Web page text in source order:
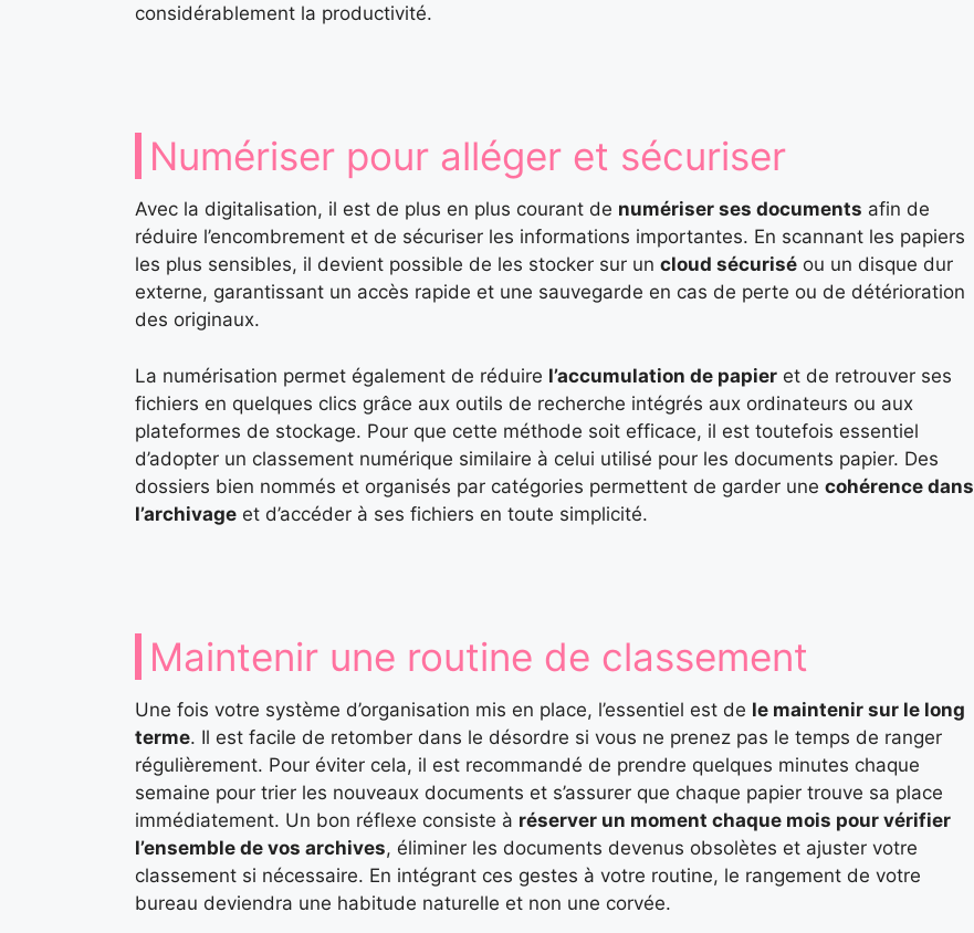
considérablement la productivité.
Numériser pour alléger et sécuriser
Avec la digitalisation, il est de plus en plus courant de numériser ses documents afin de
réduire l’encombrement et de sécuriser les informations importantes. En scannant les papiers
les plus sensibles, il devient possible de les stocker sur un cloud sécurisé ou un disque dur
externe, garantissant un accès rapide et une sauvegarde en cas de perte ou de détérioration
des originaux.
La numérisation permet également de réduire l’accumulation de papier et de retrouver ses
fichiers en quelques clics grâce aux outils de recherche intégrés aux ordinateurs ou aux
plateformes de stockage. Pour que cette méthode soit efficace, il est toutefois essentiel
d’adopter un classement numérique similaire à celui utilisé pour les documents papier. Des
dossiers bien nommés et organisés par catégories permettent de garder une cohérence dans
l’archivage et d’accéder à ses fichiers en toute simplicité.
Maintenir une routine de classement
Une fois votre système d’organisation mis en place, l’essentiel est de le maintenir sur le long
terme. Il est facile de retomber dans le désordre si vous ne prenez pas le temps de ranger
régulièrement. Pour éviter cela, il est recommandé de prendre quelques minutes chaque
semaine pour trier les nouveaux documents et s’assurer que chaque papier trouve sa place
immédiatement. Un bon réflexe consiste à réserver un moment chaque mois pour vérifier
l’ensemble de vos archives, éliminer les documents devenus obsolètes et ajuster votre
classement si nécessaire. En intégrant ces gestes à votre routine, le rangement de votre
bureau deviendra une habitude naturelle et non une corvée.